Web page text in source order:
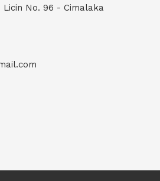
No. 96 - Cimalaka